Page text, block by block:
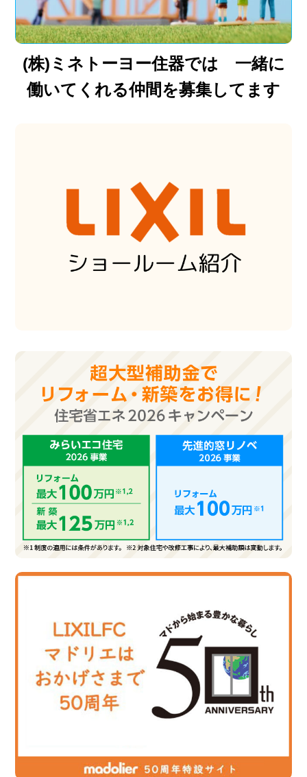
(株)ミネトーヨー住器では 一緒に
働いてくれる仲間を募集してます